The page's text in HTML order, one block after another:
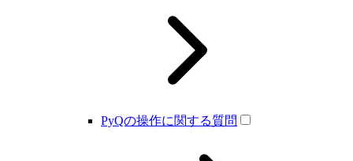
PyQの操作に関する質問